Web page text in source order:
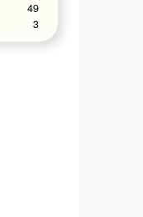
49
3